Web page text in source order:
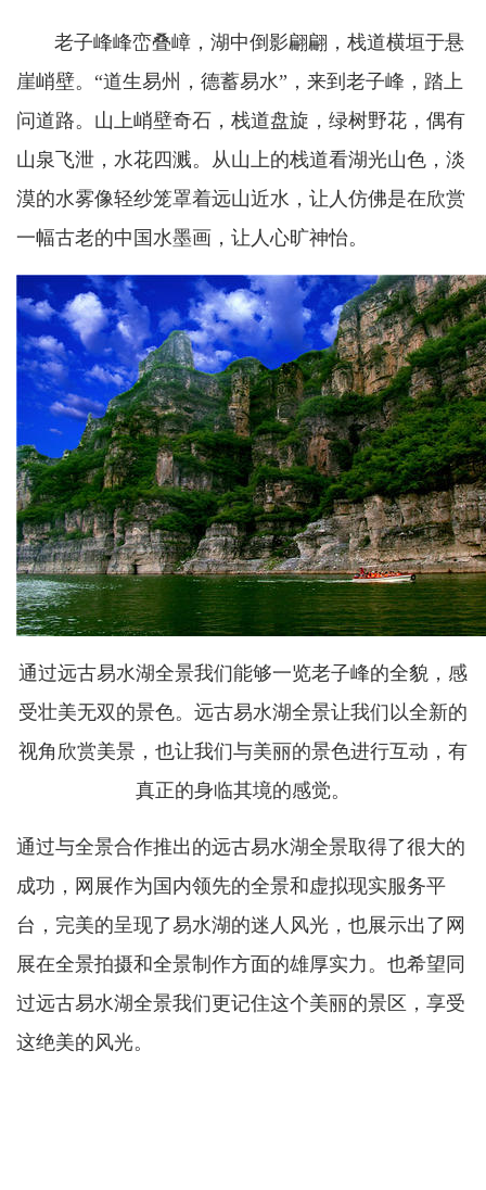
老子峰峰峦叠嶂，湖中倒影翩翩，栈道横垣于悬
崖峭壁。 “道生易州，德蓄易水”，来到老子峰，踏上
问道路。山上峭壁奇石，栈道盘旋，绿树野花，偶有
山泉飞泄，水花四溅。从山上的栈道看湖光山色，淡
漠的水雾像轻纱笼罩着远山近水，让人仿佛是在欣赏
一幅古老的中国水墨画，让人心旷神怡。
通过远古易水湖全景我们能够一览老子峰的全貌，感
受壮美无双的景色。远古易水湖全景让我们以全新的
视角欣赏美景，也让我们与美丽的景色进行互动，有
真正的身临其境的感觉。
通过与全景合作推出的远古易水湖全景取得了很大的
成功，网展作为国内领先的全景和虚拟现实服务平
台，完美的呈现了易水湖的迷人风光，也展示出了网
展在全景拍摄和全景制作方面的雄厚实力。也希望同
过远古易水湖全景我们更记住这个美丽的景区，享受
这绝美的风光。